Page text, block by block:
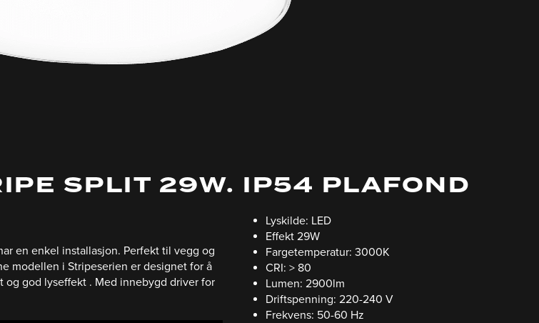
SPLIT 29W. IP54 PLAFOND
en enkel installasjon. Perfekt til vegg og
modellen i Stripeserien er designet for å
og god lyseffekt . Med innebygd driver for
Lyskilde: LED
Effekt 29W
Fargetemperatur: 3000K
CRI: > 80
Lumen: 2900lm
Driftspenning: 220-240 V
Frekvens: 50-60 Hz